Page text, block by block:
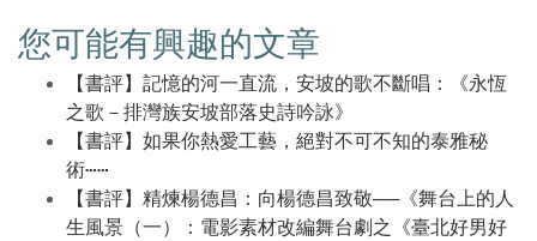
您可能有興趣的文章
【書評】記憶的河一直流，安坡的歌不斷唱：《永恆
之歌－排灣族安坡部落史詩吟詠》
【書評】如果你熱愛工藝，絕對不可不知的泰雅秘
術⋯⋯
【書評】精煉楊德昌：向楊德昌致敬──《舞台上的人
生風景（一）：電影素材改編舞台劇之《臺北好男好